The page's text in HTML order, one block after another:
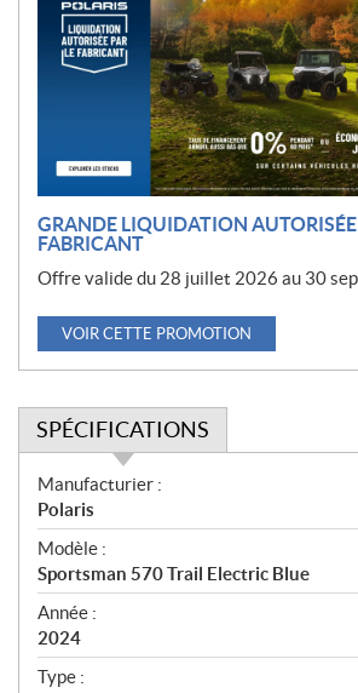
GRANDE LIQUIDATION AUTORISÉE
FABRICANT
Offre valide du 28 juillet 2026 au 30
VOIR CETTE PROMOTION
SPÉCIFICATIONS
S
p
é
c
i
f
i
c
Manufacturier :
Polaris
Modèle :
Sportsman 570 Trail Electric Blue
Année :
2024
Type :